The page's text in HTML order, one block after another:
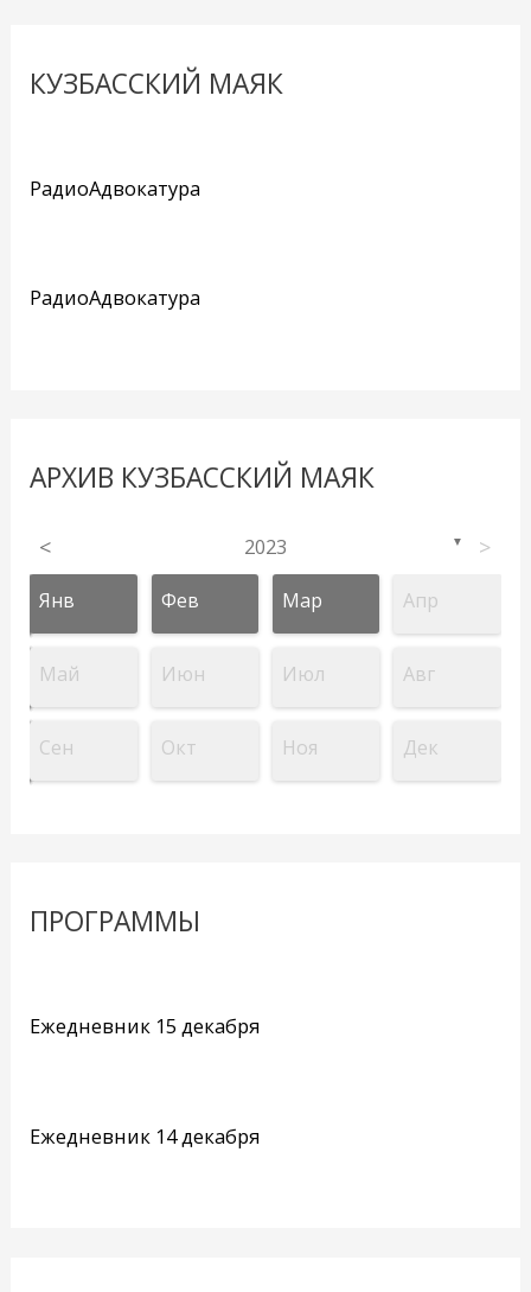
КУЗБАССКИЙ МАЯК
РадиоАдвокатура
РадиоАдвокатура
АРХИВ КУЗБАССКИЙ МАЯК
< 2023 ▼ >
Янв Фев Мар Апр
Май Июн Июл Авг
Сен Окт Ноя Дек
ПРОГРАММЫ
Ежедневник 15 декабря
Ежедневник 14 декабря